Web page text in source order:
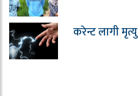
करेन्ट लागी मृत्यु